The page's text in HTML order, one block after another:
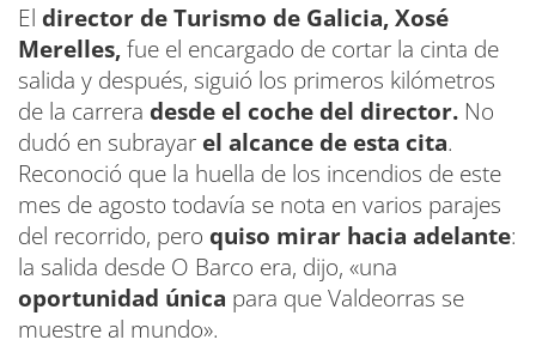
El director de Turismo de Galicia, Xosé
Merelles,fue el encargado de cortar la cinta de
salida y después, siguió los primeros kilómetros
de la carrera desde el coche del director. No
dudó en subrayar el alcance de esta cita.
Reconoció que la huella de los incendios de este
mes de agosto todavía se nota en varios parajes
del recorrido, pero quiso mirar hacia adelante:
la salida desde O Barco era, dijo, «una
oportunidad única para que Valdeorras se
muestre al mundo».